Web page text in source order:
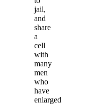
jail,
and
share
a
cell
with
many
men
who
have
enlarged